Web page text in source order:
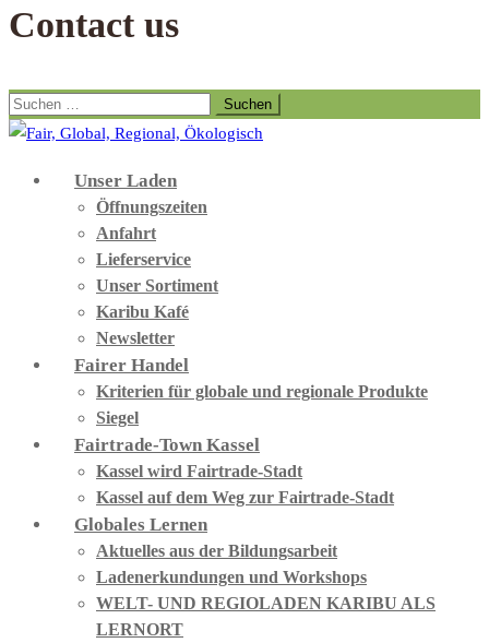
Contact us
Suchen
nach:
Unser Laden
Öffnungszeiten
Anfahrt
Lieferservice
Unser Sortiment
Karibu Kafé
Newsletter
Fairer Handel
Kriterien für globale und regionale Produkte
Siegel
Fairtrade-Town Kassel
Kassel wird Fairtrade-Stadt
Kassel auf dem Weg zur Fairtrade-Stadt
Globales Lernen
Aktuelles aus der Bildungsarbeit
Ladenerkundungen und Workshops
WELT- UND REGIOLADEN KARIBU ALS
LERNORT